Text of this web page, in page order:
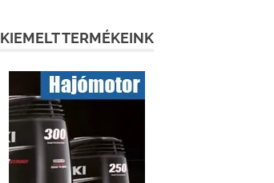
KIEMELT TERMÉKEINK